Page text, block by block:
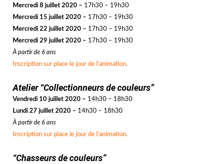
Mercredi 8 juillet 2020 – 17h30 – 19h30
Mercredi 15 juillet 2020 – 17h30 – 19h30
Mercredi 22 juillet 2020 – 17h30 – 19h30
Mercredi 29 juillet 2020 – 17h30 – 19h30
À partir de 6 ans
Inscription sur place le jour de l’animation.
Atelier “Collectionneurs de couleurs”
Vendredi 10 juillet 2020 – 14h30 – 18h30
Lundi 27 juillet 2020 – 14h30 – 18h30
À partir de 6 ans
Inscription sur place le jour de l’animation.
“Chasseurs de couleurs”